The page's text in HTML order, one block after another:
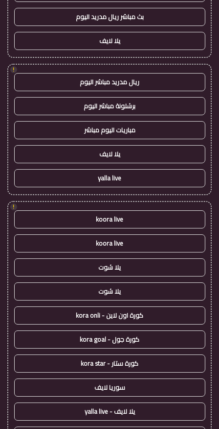
بث مباشر ريال مدريد اليوم
يلا لايف
!
ريال مدريد مباشر اليوم
برشلونة مباشر اليوم
مباريات اليوم مباشر
يلا لايف
yalla live
!
koora live
koora live
يلا شوت
يلا شوت
كورة اون لاين - kora onli
كورة جول - kora goal
كورة ستار - kora star
سوريا لايف
يلا لايف - yalla live